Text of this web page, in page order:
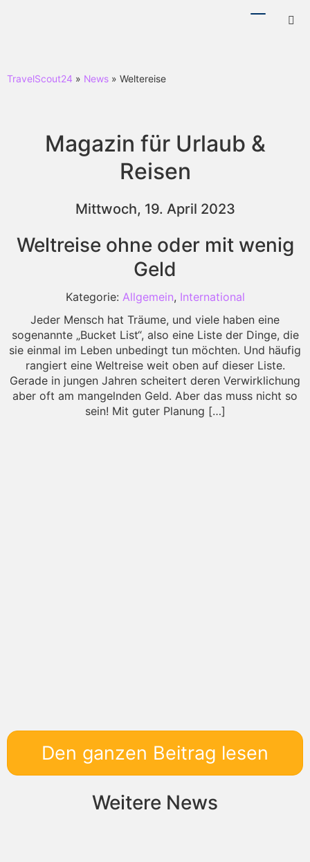
TravelScout24 » News » Weltereise
Magazin für Urlaub &
Reisen
Mittwoch, 19. April 2023
Weltreise ohne oder mit wenig
Geld
Kategorie: Allgemein, International
Jeder Mensch hat Träume, und viele haben eine
sogenannte „Bucket List“, also eine Liste der Dinge, die
sie einmal im Leben unbedingt tun möchten. Und häufig
rangiert eine Weltreise weit oben auf dieser Liste.
Gerade in jungen Jahren scheitert deren Verwirklichung
aber oft am mangelnden Geld. Aber das muss nicht so
sein! Mit guter Planung […]
Den ganzen Beitrag lesen
Weitere News